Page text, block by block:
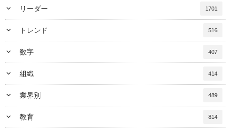
keyboard_arrow_down リーダー 1701
keyboard_arrow_down トレンド 516
keyboard_arrow_down 数字 407
keyboard_arrow_down 組織 414
keyboard_arrow_down 業界別 489
keyboard_arrow_down 教育 814